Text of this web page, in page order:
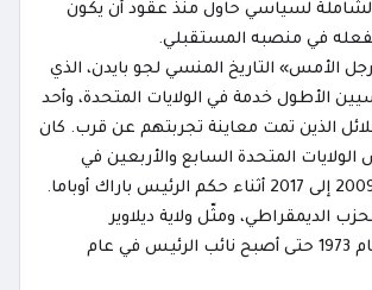
الشاملة لسياسي حاول منذ عقود أن يكون
في منصبه المستقبلي.
الأمس» التاريخ المنسي لجو بايدن، الذي
الأطول خدمة في الولايات المتحدة، وأحد
الذين تمت معاينة تجربتهم عن قرب. كان
الولايات المتحدة السابع والأربعين في
الفترة من عام 2009 إلى 2017 أثناء حكم الرئيس باراك أوباما.
الديمقراطي، ومثّل ولاية ديلاوير
كسيناتور من عام 1973 حتى أصبح نائب الرئيس في عام